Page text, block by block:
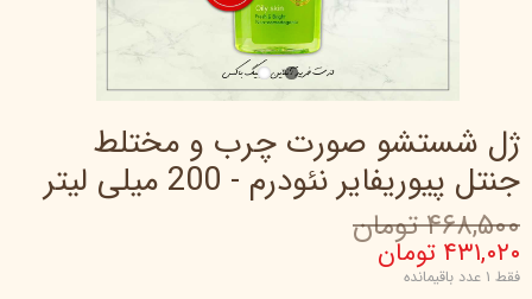
ژل شستشو صورت چرب و مختلط
جنتل پیوریفایر نئودرم - 200 میلی‌ لیتر
۴۶۸,۵۰۰ تومان
۴۳۱,۰۲۰ تومان
فقط ۱ عدد باقیمانده